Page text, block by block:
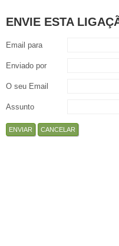
ENVIE ESTA
Email para
Enviado por
O seu Email
Assunto
ENVIAR CANCELAR